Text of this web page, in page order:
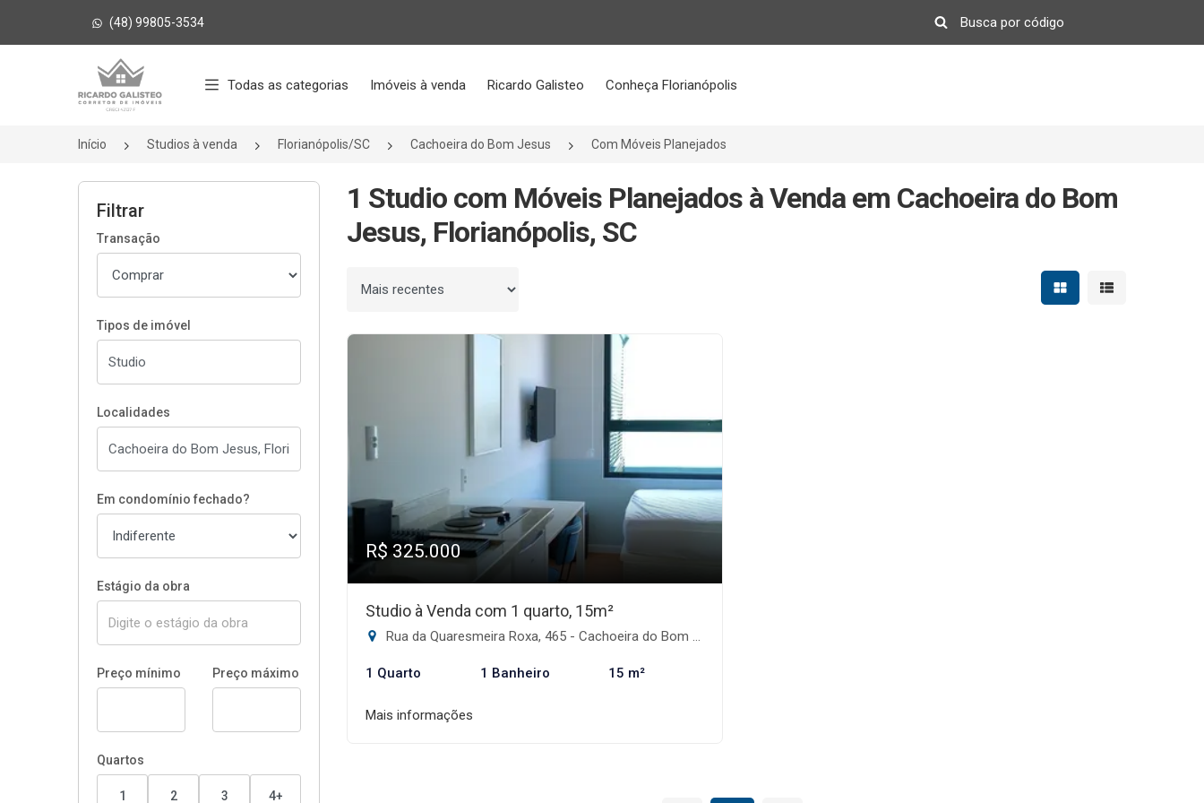
(48) 99805-3534
Página inicial
Todas as categorias Imóveis à venda Ricardo Galisteo Conheça Florianópolis
Início Studios à venda Florianópolis/SC Cachoeira do Bom Jesus Com Móveis Planejados
Filtrar
Transação
Tipos de imóvel
Localidades
Em condomínio fechado?
Estágio da obra
Preço mínimo Preço máximo
Quartos
1 2 3 4+
1 Studio com Móveis Planejados à Venda em Cachoeira do Bom
Jesus, Florianópolis, SC
Ordenar por Mostrar resultados em
Mostrar
R$ 325.000
Studio à Venda com 1 quarto, 15m²
Rua da Quaresmeira Roxa, 465 - Cachoeira do Bom Jesus, Florianópolis-SC
1 Quarto 1 Banheiro 15 m²
Mais informações